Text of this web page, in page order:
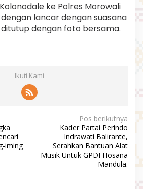
ke Polres Morowali
lancar dengan suasana
dengan foto bersama.
Ikuti Kami
iming
Pos berikutnya
Kader Partai Perindo
Indrawati Balirante,
Serahkan Bantuan Alat
Musik Untuk GPDI Hosana
Mandula.